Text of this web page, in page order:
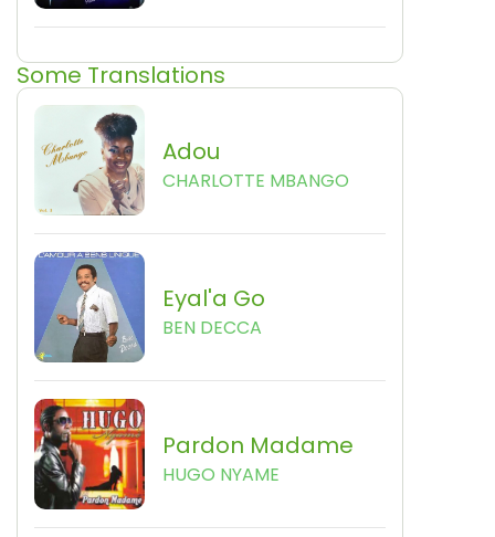
Some Translations
Adou
CHARLOTTE MBANGO
Eyal'a Go
BEN DECCA
Pardon Madame
HUGO NYAME